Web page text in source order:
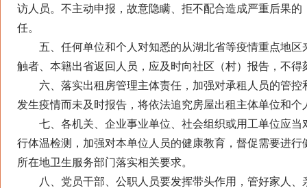
访人员。不主动申报，故意隐瞒、拒不配合造成严重后果的
任。
五、任何单位和个人对知悉的从湖北省等疫情重点地区
触者、本籍出省返回人员，应及时向社区（村）报告，不得
六、落实出租房管理主体责任，加强对承租人员的管控
发生疫情而未及时报告，将依法追究房屋出租主体单位和个
七、各机关、企业事业单位、社会组织或用工单位应当
行体温检测，加强对本单位人员的健康教育，督促需要进行
所在地卫生服务部门落实相关要求。
八、党员干部、公职人员要发挥带头作用，管好家人、